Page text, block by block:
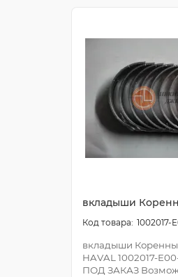
вкладыши
1002017-
вкладыши
HAVAL 1002017-
ПОД ЗАКАЗ